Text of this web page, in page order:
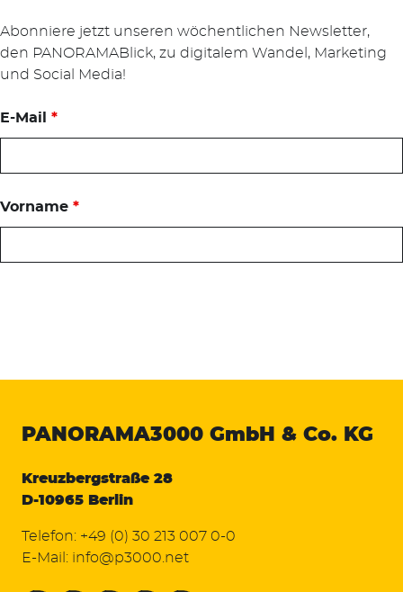
Abonniere jetzt unseren wöchentlichen Newsletter,
den PANORAMABlick, zu digitalem Wandel, Marketing
und Social Media!
E-Mail *
Vorname *
PANORAMA3000 GmbH & Co. KG
Kreuzbergstraße 28
D-10965 Berlin
Telefon: +49 (0) 30 213 007 0-0
E-Mail: info@p3000.net